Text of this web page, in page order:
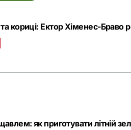
кориці: Ектор Хіменес-Браво
як приготувати літній